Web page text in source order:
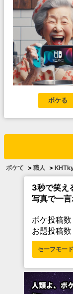
ボケる
ボケて > 職人 >
3秒で笑え
写真で一
ボケ投稿数
お題投稿数
セーフモー